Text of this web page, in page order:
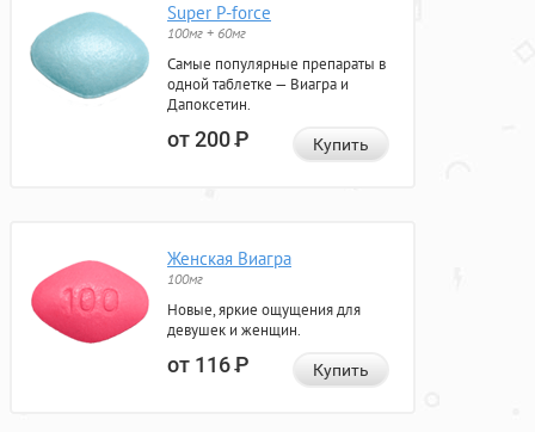
Super P-force
100мг + 60мг
Самые популярные препараты в
одной таблетке — Виагра и
Дапоксетин.
от 200Р Купить
Женская Виагра
100мг
Новые, яркие ощущения для
девушек и женщин.
от 116Р Купить